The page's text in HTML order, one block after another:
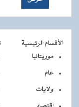
الأقسام الرئيسية
موريتانيا
عام
ولايات